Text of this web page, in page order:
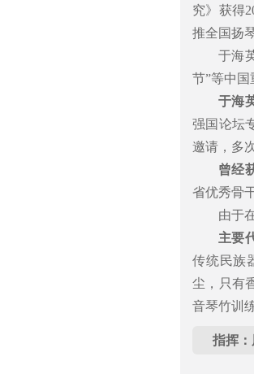
究》获得
推全国扬
于海
节”等中国
于海
强国论坛
邀请，多
曾经
省优秀骨
由于
主要
传统民族
尘，只有
音琴竹训
指挥